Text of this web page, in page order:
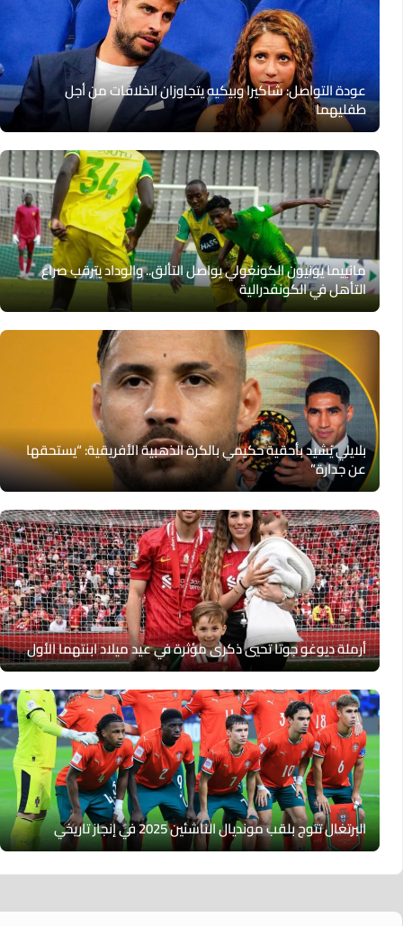
عودة التواصل: شاكيرا وبيكيه يتجاوزان الخلافات من أجل
طفليهما
مانييما يونيون الكونغولي يواصل التألق.. والوداد يترقب صراع
التأهل في الكونفدرالية
بلايلي يُشيد بأحقية حكيمي بالكرة الذهبية الأفريقية: “يستحقها
عن جدارة”
أرملة ديوغو جوتا تحيي ذكرى مؤثرة في عيد ميلاد ابنتهما الأول
البرتغال تتوج بلقب مونديال الناشئين 2025 في إنجاز تاريخي